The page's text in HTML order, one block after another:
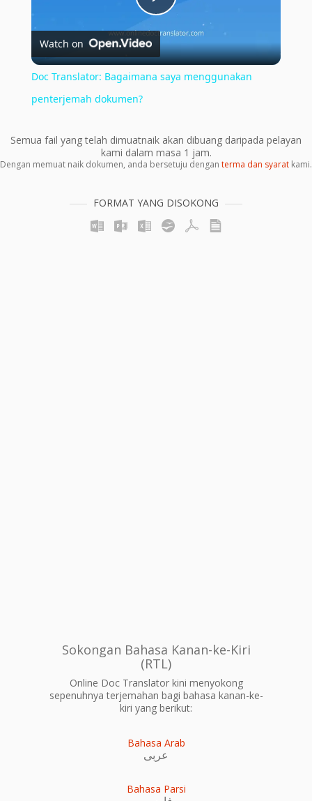
Play
Video
Watch on
Doc Translator: Bagaimana saya menggunakan
penterjemah dokumen?
Semua fail yang telah dimuatnaik akan dibuang daripada pelayan
kami dalam masa 1 jam.
Dengan memuat naik dokumen, anda bersetuju dengan terma dan syarat kami.
FORMAT YANG DISOKONG
Sokongan Bahasa Kanan-ke-Kiri
(RTL)
Online Doc Translator kini menyokong
sepenuhnya terjemahan bagi bahasa kanan-ke-
kiri yang berikut:
Bahasa Arab
عربى
Bahasa Parsi